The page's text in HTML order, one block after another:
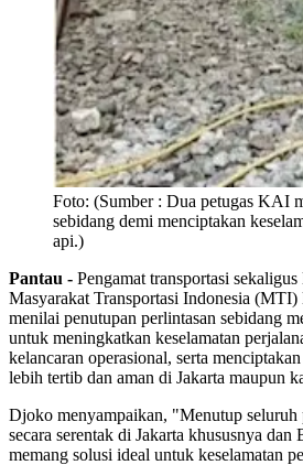
Foto: (Sumber : Dua petugas KAI
sebidang demi menciptakan
api.)
Pantau - Pengamat transportasi
Masyarakat Transportasi Indonesia
menilai penutupan perlintasan sebidang
untuk meningkatkan keselamatan
kelancaran operasional, serta
lebih tertib dan aman di Jakarta maupun
Djoko menyampaikan, "Menutup seluruh
secara serentak di Jakarta khususnya dan
memang solusi ideal untuk keselamatan